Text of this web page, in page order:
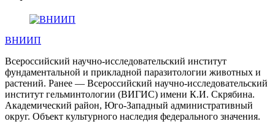
ВНИИП
Всероссийский научно-исследовательский институт
фундаментальной и прикладной паразитологии животных и
растений. Ранее — Всероссийский научно-исследовательский
институт гельминтологии (ВИГИС) имени К.И. Скрябина.
Академический район, Юго-Западный административный
округ. Объект культурного наследия федерального значения.